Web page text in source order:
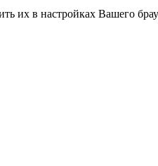
их в настройках Вашего